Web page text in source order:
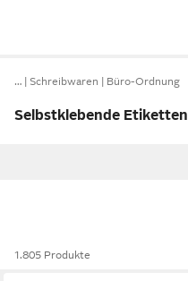
… Schreibwaren Büro-Ordnung
Selbstklebende Etiketten
1.805 Produkte